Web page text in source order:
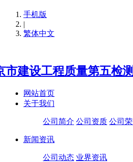
手机版
|
繁体中文
网站首页
关于我们
公司简介 公司资质 公司
新闻资讯
公司动态 业界资讯